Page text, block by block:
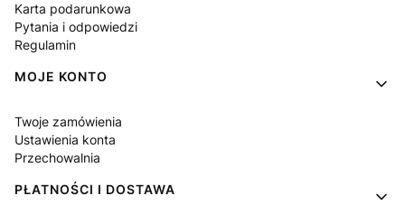
Karta podarunkowa
Pytania i odpowiedzi
Regulamin
MOJE KONTO
Twoje zamówienia
Ustawienia konta
Przechowalnia
PŁATNOŚCI I DOSTAWA